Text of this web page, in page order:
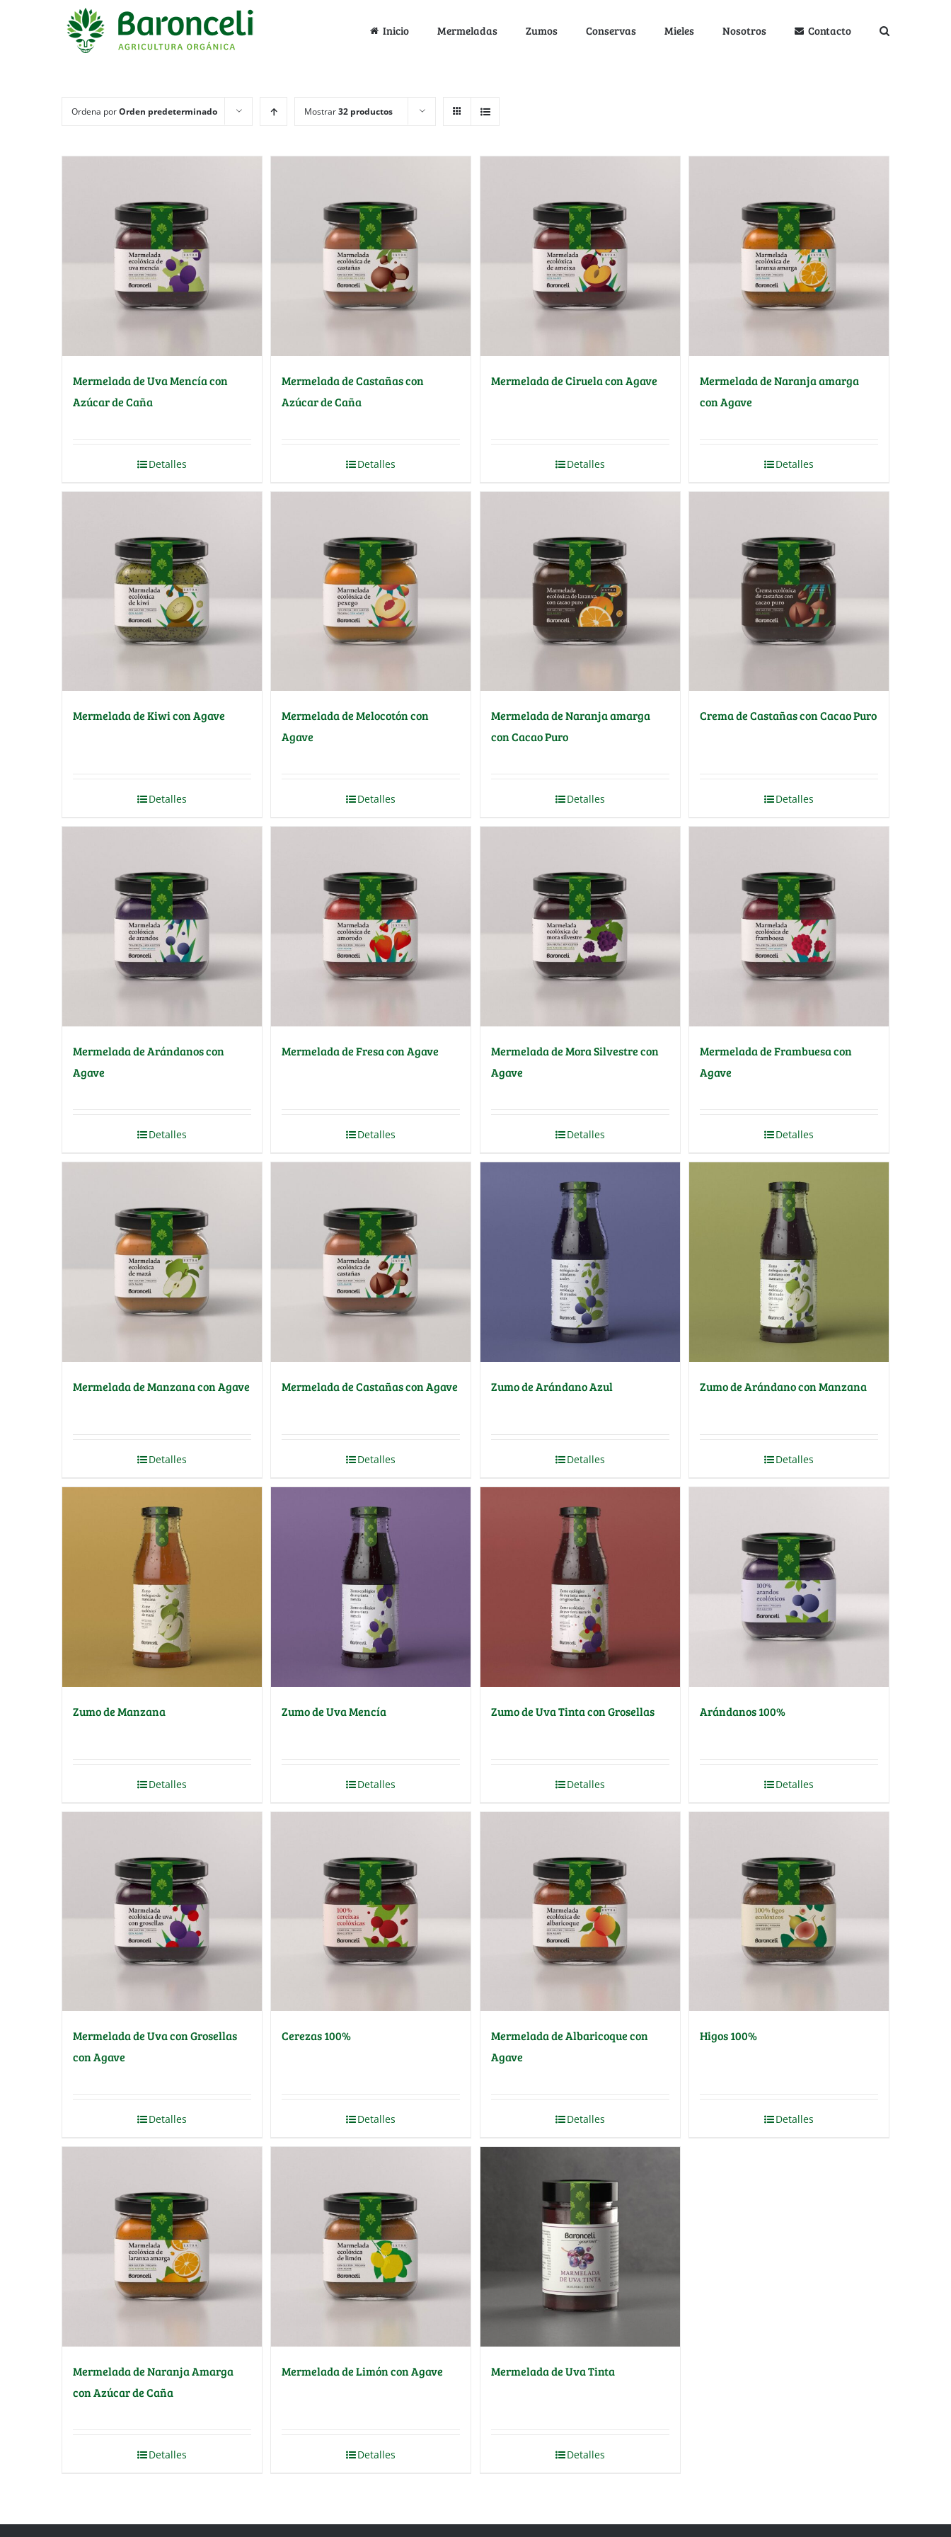
Inicio Mermeladas Zumos Conservas Mieles Nosotros Contacto
Ordena porOrden predeterminado Mostrar32 productos
Mermelada de Uva Mencía con
Azúcar de Caña
Detalles
Mermelada de Castañas con
Azúcar de Caña
Detalles
Mermelada de Ciruela con Agave
Detalles
Mermelada de Naranja amarga
con Agave
Detalles
Mermelada de Kiwi con Agave
Detalles
Mermelada de Melocotón con
Agave
Detalles
Mermelada de Naranja amarga
con Cacao Puro
Detalles
Crema de Castañas con Cacao Puro
Detalles
Mermelada de Arándanos con
Agave
Detalles
Mermelada de Fresa con Agave
Detalles
Mermelada de Mora Silvestre con
Agave
Detalles
Mermelada de Frambuesa con
Agave
Detalles
Mermelada de Manzana con Agave
Detalles
Mermelada de Castañas con Agave
Detalles
Zumo de Arándano Azul
Detalles
Zumo de Arándano con Manzana
Detalles
Zumo de Manzana
Detalles
Zumo de Uva Mencía
Detalles
Zumo de Uva Tinta con Grosellas
Detalles
Arándanos 100%
Detalles
Mermelada de Uva con Grosellas
con Agave
Detalles
Cerezas 100%
Detalles
Mermelada de Albaricoque con
Agave
Detalles
Higos 100%
Detalles
Mermelada de Naranja Amarga
con Azúcar de Caña
Detalles
Mermelada de Limón con Agave
Detalles
Mermelada de Uva Tinta
Detalles